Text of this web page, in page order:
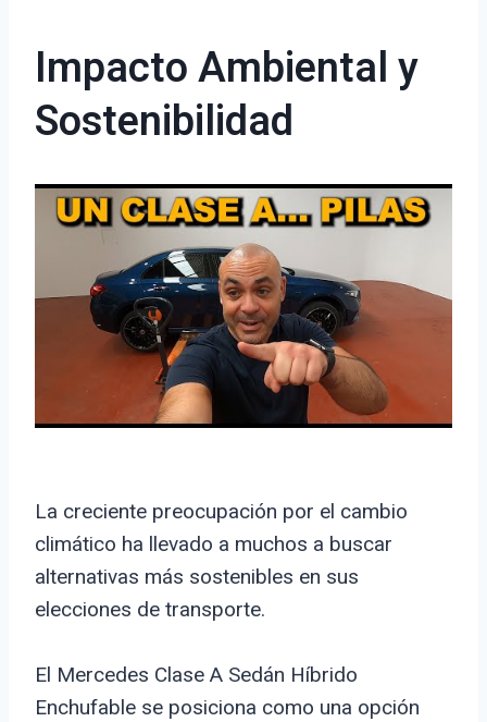
Impacto Ambiental y
Sostenibilidad
La creciente preocupación por el cambio
climático ha llevado a muchos a buscar
alternativas más sostenibles en sus
elecciones de transporte.
El Mercedes Clase A Sedán Híbrido
Enchufable se posiciona como una opción